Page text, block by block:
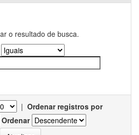
o resultado de busca.
| Ordenar registros por
Ordenar